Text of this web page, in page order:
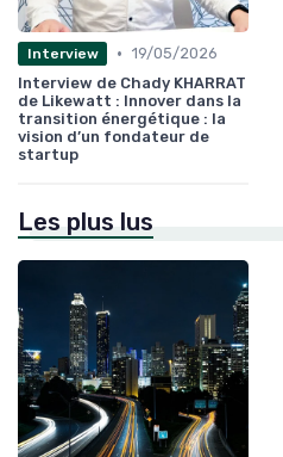
Interview • 19/05/2026
Interview de Chady KHARRAT
de Likewatt : Innover dans la
transition énergétique : la
vision d’un fondateur de
startup
Les plus lus